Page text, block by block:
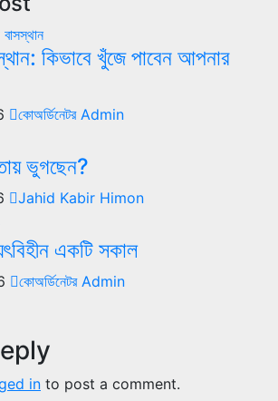
বাসস্থান
কিভাবে খুঁজে পাবেন আপনার
কোঅর্ডিনেটর Admin
ভুগছেন?
Jahid Kabir Himon
একটি সকাল
কোঅর্ডিনেটর Admin
in to post a comment.